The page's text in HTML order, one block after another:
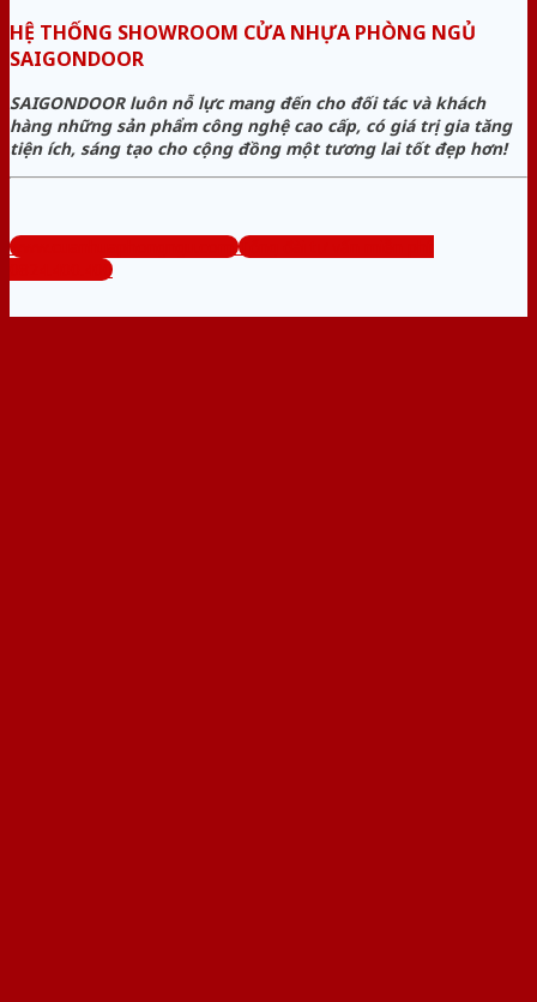
HỆ THỐNG SHOWROOM CỬA NHỰA PHÒNG NGỦ
SAIGONDOOR
SAIGONDOOR luôn nỗ lực mang đến cho đối tác và khách
hàng những sản phẩm công nghệ cao cấp, có giá trị gia tăng
tiện ích, sáng tạo cho cộng đồng một tương lai tốt đẹp hơn!
www.cuanhuaphongngu.com
Tổng đài tư vấn miễn phí:
0824.400.400